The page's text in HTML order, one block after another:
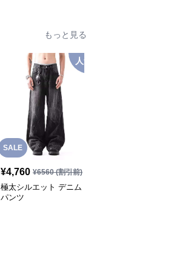
もっと見る
SALE
人気
¥4,760 ¥6560(割引前)
極太シルエット デニム
パンツ